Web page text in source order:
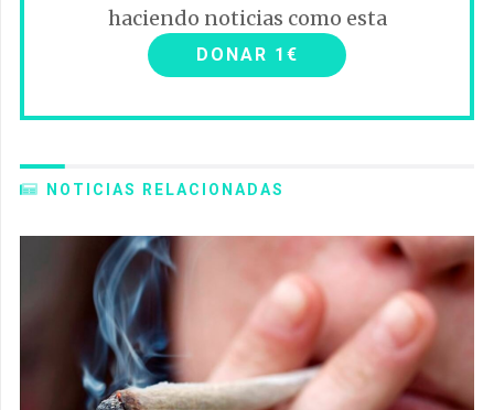
haciendo noticias como esta
DONAR 1€
NOTICIAS RELACIONADAS